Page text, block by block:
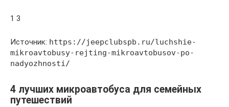
1 3
Источник: https://jeepclubspb.ru/luchshie-
mikroavtobusy-rejting-mikroavtobusov-po-
nadyozhnosti/
4 лучших микроавтобуса для семейных
путешествий